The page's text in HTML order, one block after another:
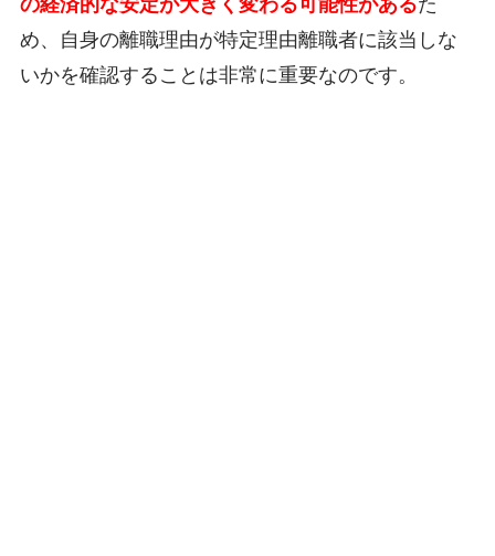
め、自身の離職理由が特定理由離職者に該当しな
いかを確認することは非常に重要なのです。